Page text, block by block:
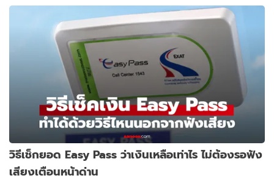
วิธีเช็กยอด Easy Pass ว่าเงินเหลือเท่าไร ไม่ต้องรอฟัง
เสียงเตือนหน้าด่าน